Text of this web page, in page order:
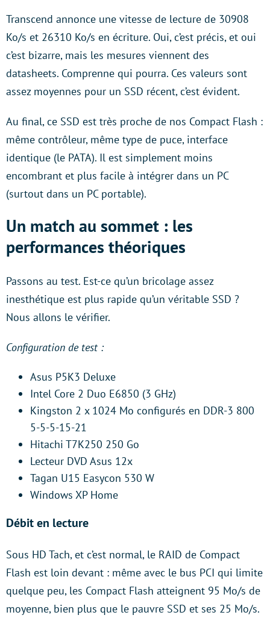
Transcend annonce une vitesse de lecture de 30908
Ko/s et 26310 Ko/s en écriture. Oui, c’est précis, et oui
c’est bizarre, mais les mesures viennent des
datasheets. Comprenne qui pourra. Ces valeurs sont
assez moyennes pour un SSD récent, c’est évident.
Au final, ce SSD est très proche de nos Compact Flash :
même contrôleur, même type de puce, interface
identique (le PATA). Il est simplement moins
encombrant et plus facile à intégrer dans un PC
(surtout dans un PC portable).
Un match au sommet : les
performances théoriques
Passons au test. Est-ce qu’un bricolage assez
inesthétique est plus rapide qu’un véritable SSD ?
Nous allons le vérifier.
Configuration de test :
Asus P5K3 Deluxe
Intel Core 2 Duo E6850 (3 GHz)
Kingston 2 x 1024 Mo configurés en DDR-3 800
5-5-5-15-21
Hitachi T7K250 250 Go
Lecteur DVD Asus 12x
Tagan U15 Easycon 530 W
Windows XP Home
Débit en lecture
Sous HD Tach, et c’est normal, le RAID de Compact
Flash est loin devant : même avec le bus PCI qui limite
quelque peu, les Compact Flash atteignent 95 Mo/s de
moyenne, bien plus que le pauvre SSD et ses 25 Mo/s.